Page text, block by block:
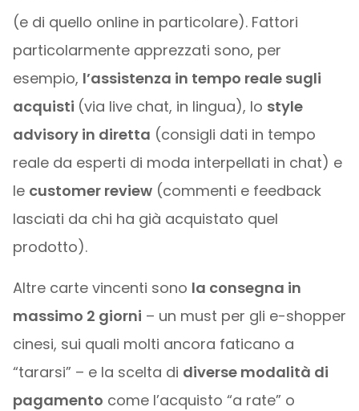
(e di quello online in particolare). Fattori
particolarmente apprezzati sono, per
esempio, l’assistenza in tempo reale sugli
acquisti (via live chat, in lingua), lo style
advisory in diretta (consigli dati in tempo
reale da esperti di moda interpellati in chat) e
le customer review(commenti e feedback
lasciati da chi ha già acquistato quel
prodotto).
Altre carte vincenti sono la consegna in
massimo 2 giorni – un must per gli e-shopper
cinesi, sui quali molti ancora faticano a
“tararsi” – e la scelta di diverse modalità di
pagamento come l’acquisto “a rate” o